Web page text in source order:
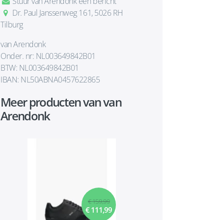
Dr. Paul Janssenweg 161, 5026 RH
Tilburg
van Arendonk
Onder. nr: NL003649842B01
BTW: NL003649842B01
IBAN: NL50ABNA0457622865
Meer producten van van
Arendonk
€ 159,99
€ 111,99